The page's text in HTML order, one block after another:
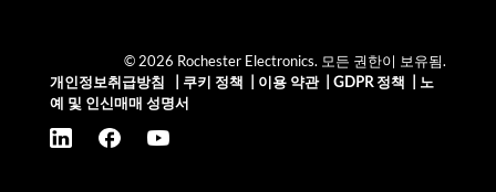
© 2026 Rochester Electronics. 모든 권한이 보유됨.
개인정보취급방침
쿠키 정책 이용 약관| GDPR 정책
노
예 및 인신매매 성명서